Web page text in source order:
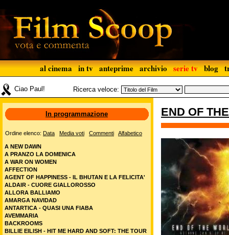
al cinema in tv anteprime archivio serie tv blog
Ciao Paul! Ricerca veloce:
END OF
In programmazione
Ordine elenco: Data Media voti Commenti Alfabetico
A NEW DAWN
A PRANZO LA DOMENICA
A WAR ON WOMEN
AFFECTION
AGENT OF HAPPINESS - IL BHUTAN E LA FELICITA'
ALDAIR - CUORE GIALLOROSSO
ALLORA BALLIAMO
AMARGA NAVIDAD
ANTARTICA - QUASI UNA FIABA
AVEMMARIA
BACKROOMS
BILLIE EILISH - HIT ME HARD AND SOFT: THE TOUR